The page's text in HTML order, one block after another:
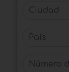
Ciudad
País
Número